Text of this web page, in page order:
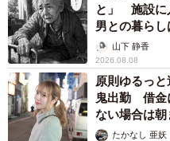
と」 施設に
男との暮ら
から】山下 静香
2026.08.08
原則ゆるっ
鬼出勤 借金
ない場合は
ストに取材】
たかなし 亜妖